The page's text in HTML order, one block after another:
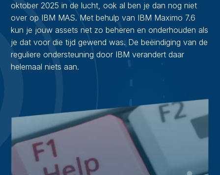
oktober 2025 in de lucht, ook al ben je dan nog niet
over op IBM MAS. Met behulp van IBM Maximo 7.6
kun je jouw assets net zo beheren en onderhouden als
je dat voor die tijd gewend was. De beëindiging van de
reguliere ondersteuning door IBM verandert daar
helemaal niets aan.